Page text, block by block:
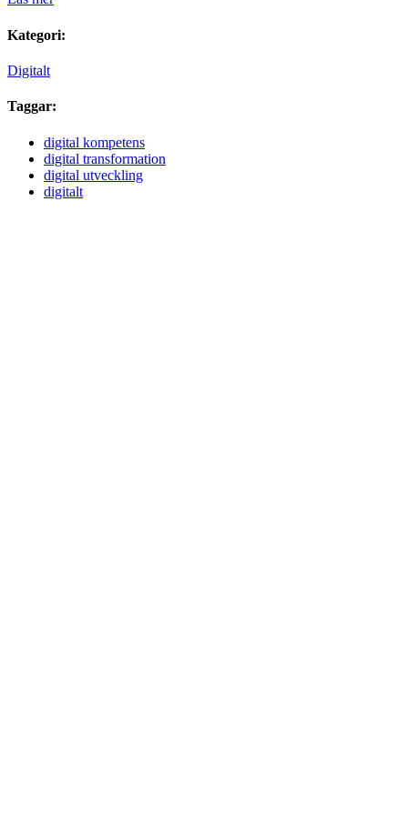
Kategori:
Digitalt
Taggar:
digital kompetens
digital transformation
digital utveckling
digitalt